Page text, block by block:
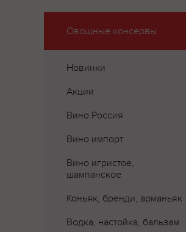
Овощные консервы
Новинки
Акции
Вино Россия
Вино импорт
Вино игристое,
шампанское
Коньяк, бренди, арманьяк
Водка, настойка, бальзам